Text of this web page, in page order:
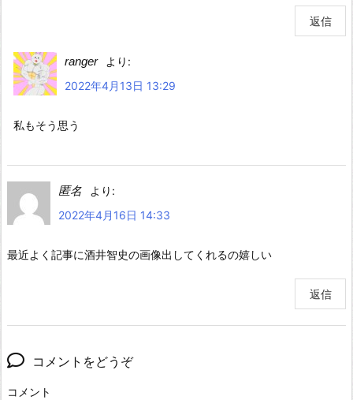
返信
ranger
より:
2022年4月13日 13:29
私もそう思う
匿名
より:
2022年4月16日 14:33
最近よく記事に酒井智史の画像出してくれるの嬉しい
返信
コメントをどうぞ
コメント